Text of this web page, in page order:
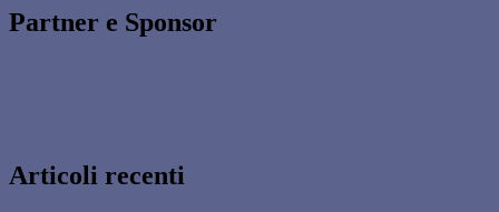
Partner e Sponsor
Articoli recenti